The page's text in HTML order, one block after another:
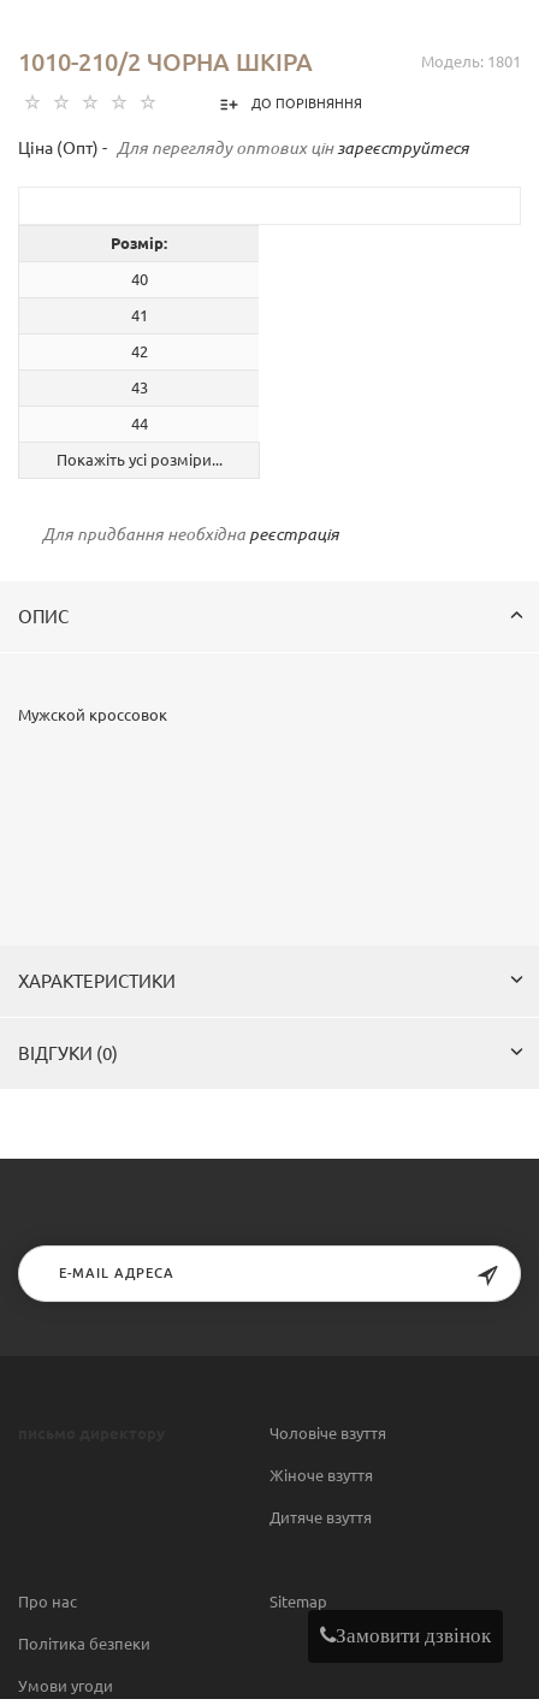
Модель: 1801
1010-210/2 ЧОРНА ШКІРА
ДО ПОРІВНЯННЯ
Ціна (Опт) - Для перегляду оптових цін зареєструйтеся
Розмір:
40
41
42
43
44
Покажіть усі розміри...
Для придбання необхідна реєстрація
ОПИС
Мужской кроссовок
ХАРАКТЕРИСТИКИ
ВІДГУКИ (0)
Чоловіче взуття
Жіноче взуття
Дитяче взуття
Про нас
Політика безпеки
Умови угоди
Sitemap
Замовити дзвінок